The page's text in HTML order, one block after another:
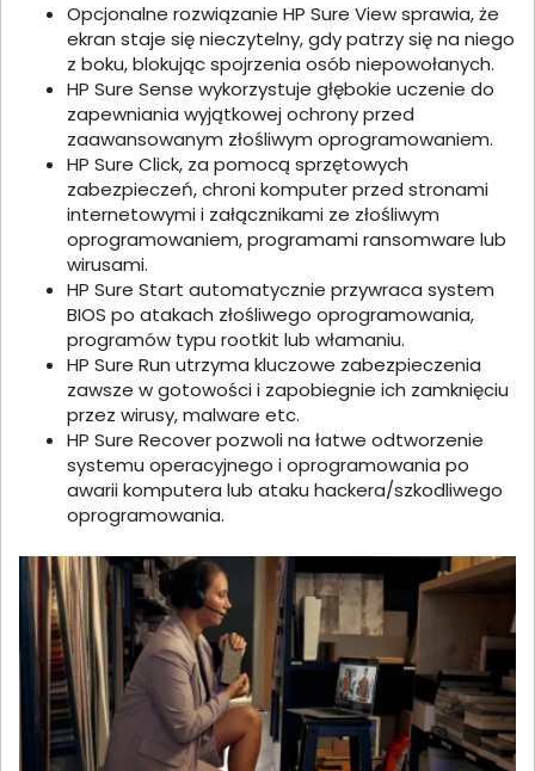
Opcjonalne rozwiązanie HP Sure View sprawia, że
ekran staje się nieczytelny, gdy patrzy się na niego
z boku, blokując spojrzenia osób niepowołanych.
HP Sure Sense wykorzystuje głębokie uczenie do
zapewniania wyjątkowej ochrony przed
zaawansowanym złośliwym oprogramowaniem.
HP Sure Click, za pomocą sprzętowych
zabezpieczeń, chroni komputer przed stronami
internetowymi i załącznikami ze złośliwym
oprogramowaniem, programami ransomware lub
wirusami.
HP Sure Start automatycznie przywraca system
BIOS po atakach złośliwego oprogramowania,
programów typu rootkit lub włamaniu.
HP Sure Run utrzyma kluczowe zabezpieczenia
zawsze w gotowości i zapobiegnie ich zamknięciu
przez wirusy, malware etc.
HP Sure Recover pozwoli na łatwe odtworzenie
systemu operacyjnego i oprogramowania po
awarii komputera lub ataku hackera/szkodliwego
oprogramowania.